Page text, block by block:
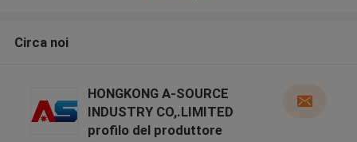
Circa noi
HONGKONG A-SOURCE
INDUSTRY CO,.LIMITED
profilo del produttore